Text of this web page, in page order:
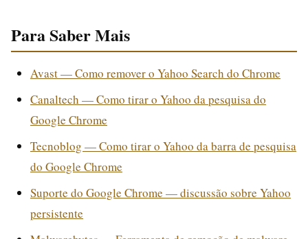
Para Saber Mais
Avast — Como remover o Yahoo Search do Chrome
Canaltech — Como tirar o Yahoo da pesquisa do
Google Chrome
Tecnoblog — Como tirar o Yahoo da barra de pesquisa
do Google Chrome
Suporte do Google Chrome — discussão sobre Yahoo
persistente